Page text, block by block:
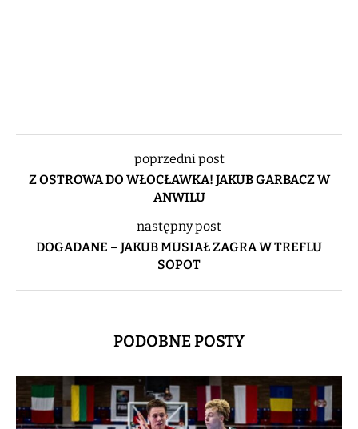
poprzedni post
Z OSTROWA DO WŁOCŁAWKA! JAKUB GARBACZ W
ANWILU
następny post
DOGADANE – JAKUB MUSIAŁ ZAGRA W TREFLU
SOPOT
PODOBNE POSTY